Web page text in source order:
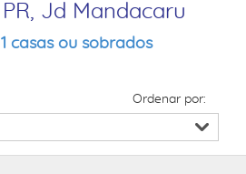
Jd Mandacaru
casas ou sobrados
Ordenar por: